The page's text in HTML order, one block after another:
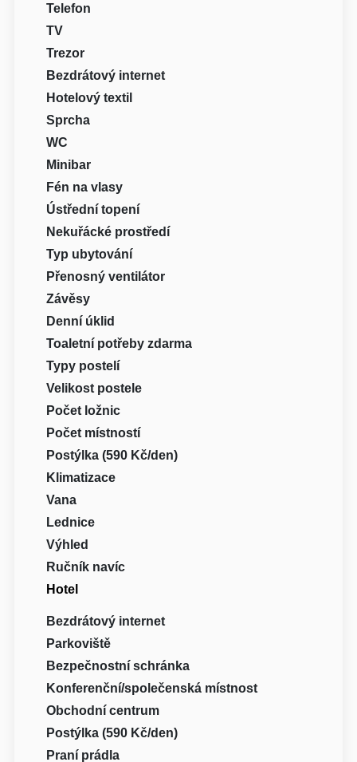
Telefon
TV
Trezor
Bezdrátový internet
Hotelový textil
Sprcha
WC
Minibar
Fén na vlasy
Ústřední topení
Nekuřácké prostředí
Typ ubytování
Přenosný ventilátor
Závěsy
Denní úklid
Toaletní potřeby zdarma
Typy postelí
Velikost postele
Počet ložnic
Počet místností
Postýlka (590 Kč/den)
Klimatizace
Vana
Lednice
Výhled
Ručník navíc
Hotel
Bezdrátový internet
Parkoviště
Bezpečnostní schránka
Konferenční/společenská místnost
Obchodní centrum
Postýlka (590 Kč/den)
Praní prádla